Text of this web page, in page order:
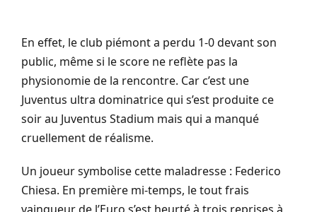
En effet, le club piémont a perdu 1-0 devant son
public, même si le score ne reflète pas la
physionomie de la rencontre. Car c’est une
Juventus ultra dominatrice qui s’est produite ce
soir au Juventus Stadium mais qui a manqué
cruellement de réalisme.
Un joueur symbolise cette maladresse : Federico
Chiesa. En première mi-temps, le tout frais